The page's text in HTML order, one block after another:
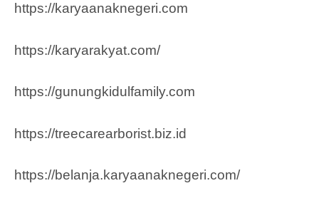
https://karyaanaknegeri.com
https://karyarakyat.com/
https://gunungkidulfamily.com
https://treecarearborist.biz.id
https://belanja.karyaanaknegeri.com/